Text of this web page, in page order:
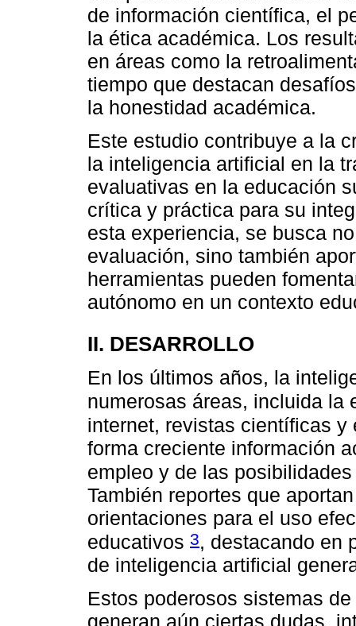
de información científica, el
la ética académica. Los
en áreas como la
tiempo que destacan
la honestidad académica.
Este estudio contribuye a la
la inteligencia artificial en la
evaluativas en la educación
crítica y práctica para su
esta experiencia, se busca
evaluación, sino también
herramientas pueden
autónomo en un contexto
II. DESARROLLO
En los últimos años, la
numerosas áreas, incluida la
internet, revistas científicas
forma creciente información
empleo y de las
También reportes que
orientaciones para el uso
educativos 3, destacando en
de inteligencia artificial
Estos poderosos sistemas